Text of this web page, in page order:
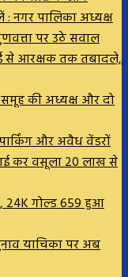
: नगर पालिका अध्यक्ष
पर उठे सवाल
से आरक्षक तक तबादले,
की अध्यक्ष और दो
और अवैध वेंडरों
कर वसूला 20 लाख से
24K गोल्ड ₹659 हुआ
याचिका पर अब